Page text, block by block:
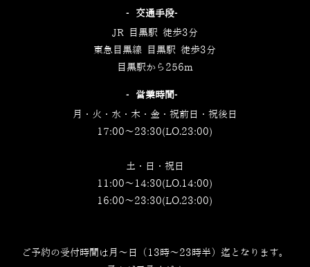
‐交通手段‐
JR 目黒駅 徒歩3分
東急目黒線 目黒駅 徒歩3分
目黒駅から256m
‐営業時間‐
月・火・水・木・金・祝前日・祝後日
17:00～23:30(LO.23:00)
土・日・祝日
11:00～14:30(LO.14:00)
16:00～23:30(LO.23:00)
ご予約の受付時間は月～日（13時～23時半）迄となります。